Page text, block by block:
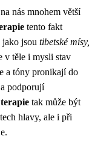
nás mnohem větší
tento fakt
jsou tibetské mísy,
v těle i mysli stav
a tóny pronikají do
podporují
tak může být
hlavy, ale i při